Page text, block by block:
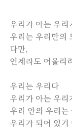
우리가 아는 우리
우리는 우리만의
다만,
언제라도 어울리
우리는 우리다
우리가 아는 우리
우리 안의 우리는
우리가 되어 있기